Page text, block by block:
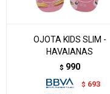
OJOTA KIDS SLIM -
HAVAIANAS
$ 990
$ 693